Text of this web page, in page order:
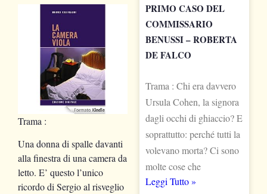
Trama :
Una donna di spalle davanti
alla finestra di una camera da
letto. E’ questo l’unico
ricordo di Sergio al risveglio
PRIMO CASO DEL
COMMISSARIO
BENUSSI – ROBERTA
DE FALCO
Trama : Chi era davvero
Ursula Cohen, la signora
dagli occhi di ghiaccio? E
soprattutto: perché tutti la
volevano morta? Ci sono
molte cose che
Leggi Tutto »